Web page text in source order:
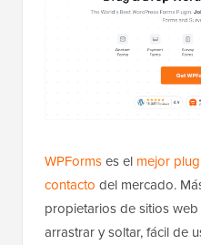
WPFormses el mejor
contacto del mercado.
propietarios de sitios
arrastrar y soltar, fácil de